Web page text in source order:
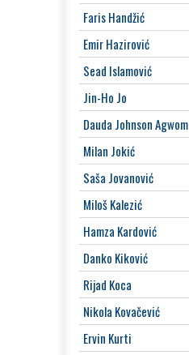
Faris Handžić
Emir Hazirović
Sead Islamović
Jin-Ho Jo
Dauda Johnson Agwom
Milan Jokić
Saša Jovanović
Miloš Kalezić
Hamza Kardović
Danko Kiković
Rijad Koca
Nikola Kovačević
Ervin Kurti